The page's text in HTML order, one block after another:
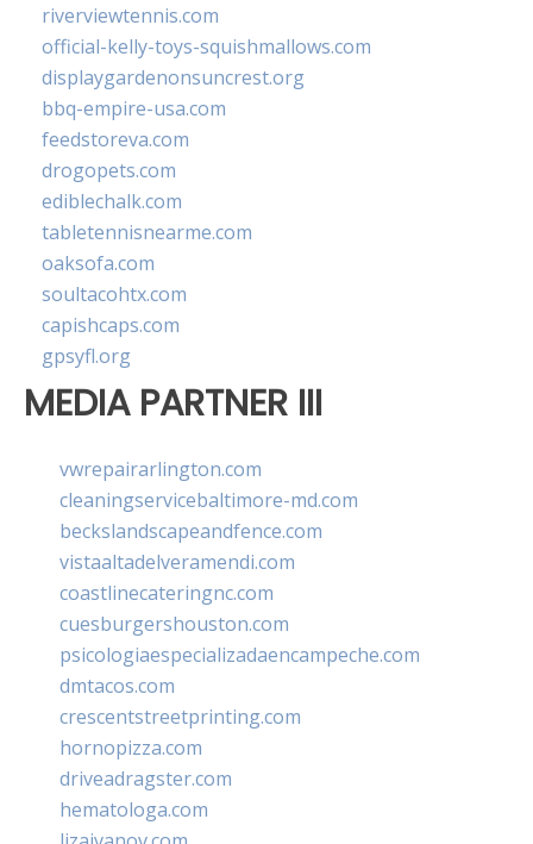
riverviewtennis.com
official-kelly-toys-squishmallows.com
displaygardenonsuncrest.org
bbq-empire-usa.com
feedstoreva.com
drogopets.com
ediblechalk.com
tabletennisnearme.com
oaksofa.com
soultacohtx.com
capishcaps.com
gpsyfl.org
MEDIA PARTNER III
vwrepairarlington.com
cleaningservicebaltimore-md.com
beckslandscapeandfence.com
vistaaltadelveramendi.com
coastlinecateringnc.com
cuesburgershouston.com
psicologiaespecializadaencampeche.com
dmtacos.com
crescentstreetprinting.com
hornopizza.com
driveadragster.com
hematologa.com